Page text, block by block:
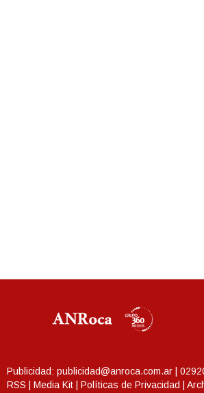
Publicidad: publicidad@anroca.com.ar |
RSS
Media Kit Políticas de Privacidad